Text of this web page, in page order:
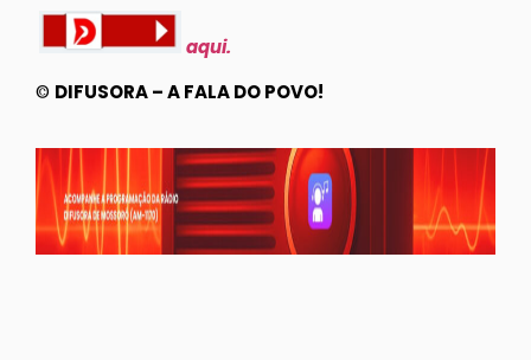
aqui.
© DIFUSORA – A FALA DO POVO!